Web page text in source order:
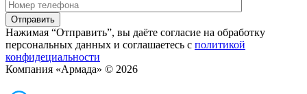
Нажимая “Отправить”, вы даёте согласие на обработку
персональных данных и соглашаетесь с политикой
конфидециальности
Компания «Армада» © 2026